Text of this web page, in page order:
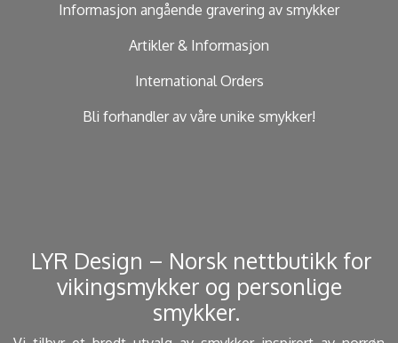
Informasjon angående gravering av smykker
Artikler & Informasjon
International Orders
Bli forhandler av våre unike smykker!
​ LYR Design – Norsk nettbutikk for
vikingsmykker og personlige
smykker. ​